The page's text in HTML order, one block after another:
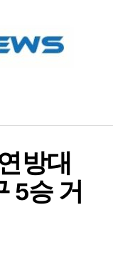
방대
5승 거